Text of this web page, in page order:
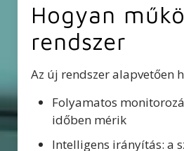
Hogyan
rendszer
Az új rendszer alapvetően
Folyamatos
időben mérik
Intelligens irányítás: a